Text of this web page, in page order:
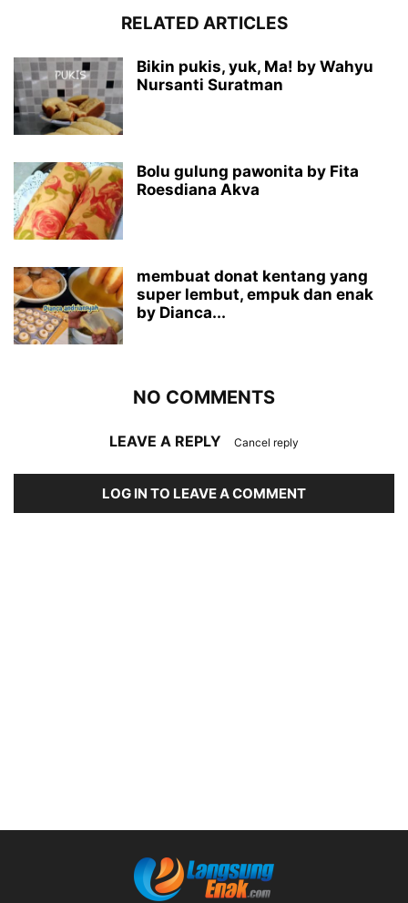
RELATED ARTICLES
Bikin pukis, yuk, Ma! by Wahyu
Nursanti Suratman
Bolu gulung pawonita by Fita
Roesdiana Akva
membuat donat kentang yang
super lembut, empuk dan enak
by Dianca...
NO COMMENTS
LEAVE A REPLY Cancel reply
LOG IN TO LEAVE A COMMENT